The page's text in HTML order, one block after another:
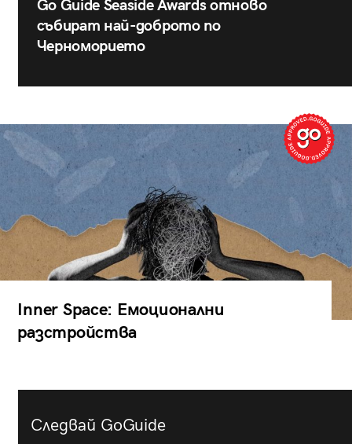
Go Guide Seaside Awards отново
събират най-доброто по
Черноморието
Inner Space: Емоционални
разстройства
Следвай GoGuide